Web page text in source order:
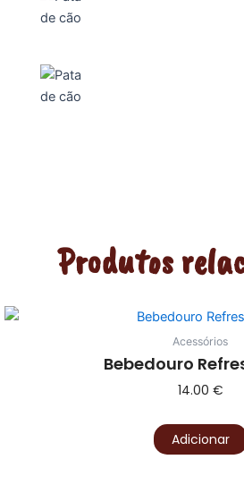
Produtos
Acessórios
Bebedouro
14.00 €
Adicionar